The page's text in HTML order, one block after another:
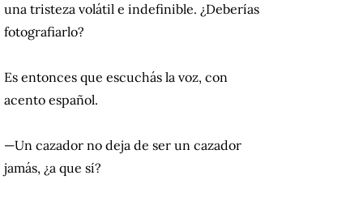
una tristeza volátil e indefinible. ¿Deberías
fotografiarlo?
Es entonces que escuchás la voz, con
acento español.
—Un cazador no deja de ser un cazador
jamás, ¿a que sí?